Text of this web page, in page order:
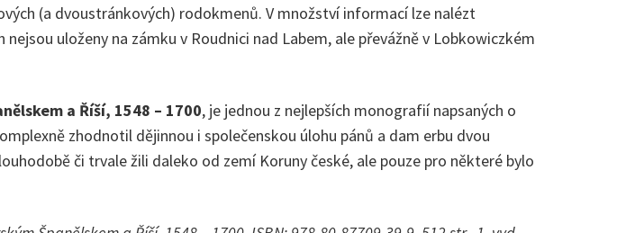
(a dvoustránkových) rodokmenů. V množství informací lze nalézt
uloženy na zámku v Roudnici nad Labem, ale převážně v Lobkowiczkém
a Říší, 1548 – 1700, je jednou z nejlepších monografií napsaných o
zhodnotil dějinnou i společenskou úlohu pánů a dam erbu dvou
či trvale žili daleko od zemí Koruny české, ale pouze pro některé bylo